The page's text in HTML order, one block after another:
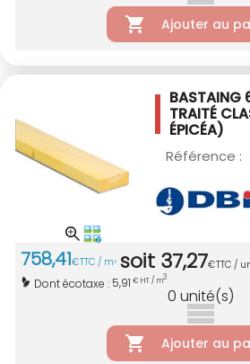
Ajouter au
TRAITÉ
ÉPICÉA)
Référence :
758,41€TTC / m3 soit 37,27€TTC /
Dont écotaxe : 5,91 € HT / m3
0 unité(s)
Ajouter au